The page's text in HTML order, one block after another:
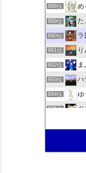
888位 め
889位 た
890位 ラ
891位
892位
893位 ハ
894位 ゆ
895位